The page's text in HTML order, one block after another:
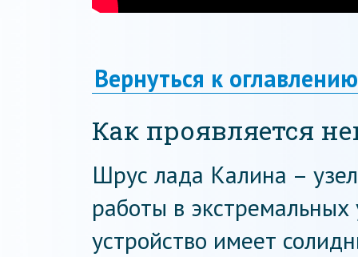
Вернуться к оглавлению
Как проявляется
Шрус лада Калина –
работы в экстремальных
устройство имеет